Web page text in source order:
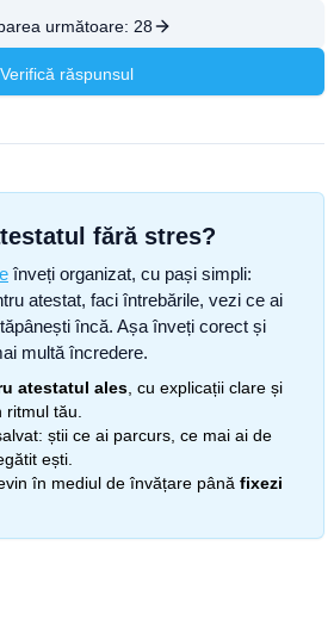
următoare: 28
Verifică răspunsul
fără stres?
înveți organizat, cu pași simpli:
atestat, faci întrebările, vezi ce ai
încă. Așa înveți corect și
multă încredere.
atestatul ales , cu explicații clare și
tău.
știi ce ai parcurs, ce mai ai de
ești.
în mediul de învățare până fixezi